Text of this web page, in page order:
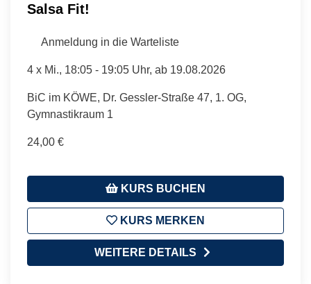
Salsa Fit!
Anmeldung in die Warteliste
4 x Mi., 18:05 - 19:05 Uhr, ab 19.08.2026
BiC im KÖWE, Dr. Gessler-Straße 47, 1. OG,
Gymnastikraum 1
24,00 €
KURS BUCHEN
KURS MERKEN
WEITERE DETAILS